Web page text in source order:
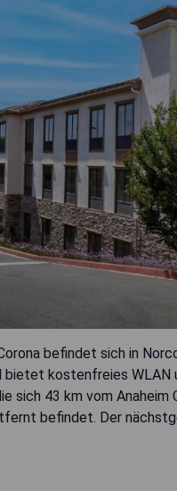
befindet sich in
kostenfreies WLAN
sich 43 km vom
befindet. Der